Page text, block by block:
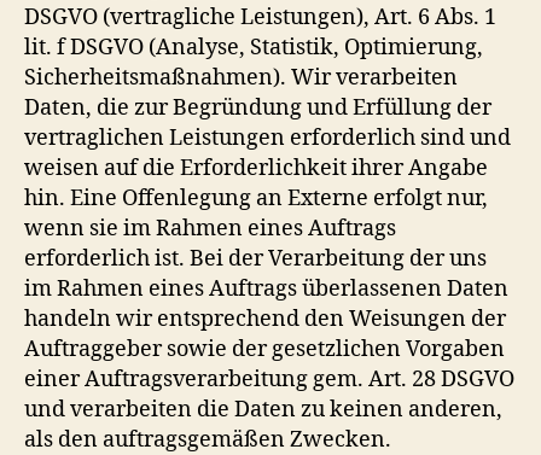
DSGVO (vertragliche Leistungen), Art. 6 Abs. 1
lit. f DSGVO (Analyse, Statistik, Optimierung,
Sicherheitsmaßnahmen). Wir verarbeiten
Daten, die zur Begründung und Erfüllung der
vertraglichen Leistungen erforderlich sind und
weisen auf die Erforderlichkeit ihrer Angabe
hin. Eine Offenlegung an Externe erfolgt nur,
wenn sie im Rahmen eines Auftrags
erforderlich ist. Bei der Verarbeitung der uns
im Rahmen eines Auftrags überlassenen Daten
handeln wir entsprechend den Weisungen der
Auftraggeber sowie der gesetzlichen Vorgaben
einer Auftragsverarbeitung gem. Art. 28 DSGVO
und verarbeiten die Daten zu keinen anderen,
als den auftragsgemäßen Zwecken.